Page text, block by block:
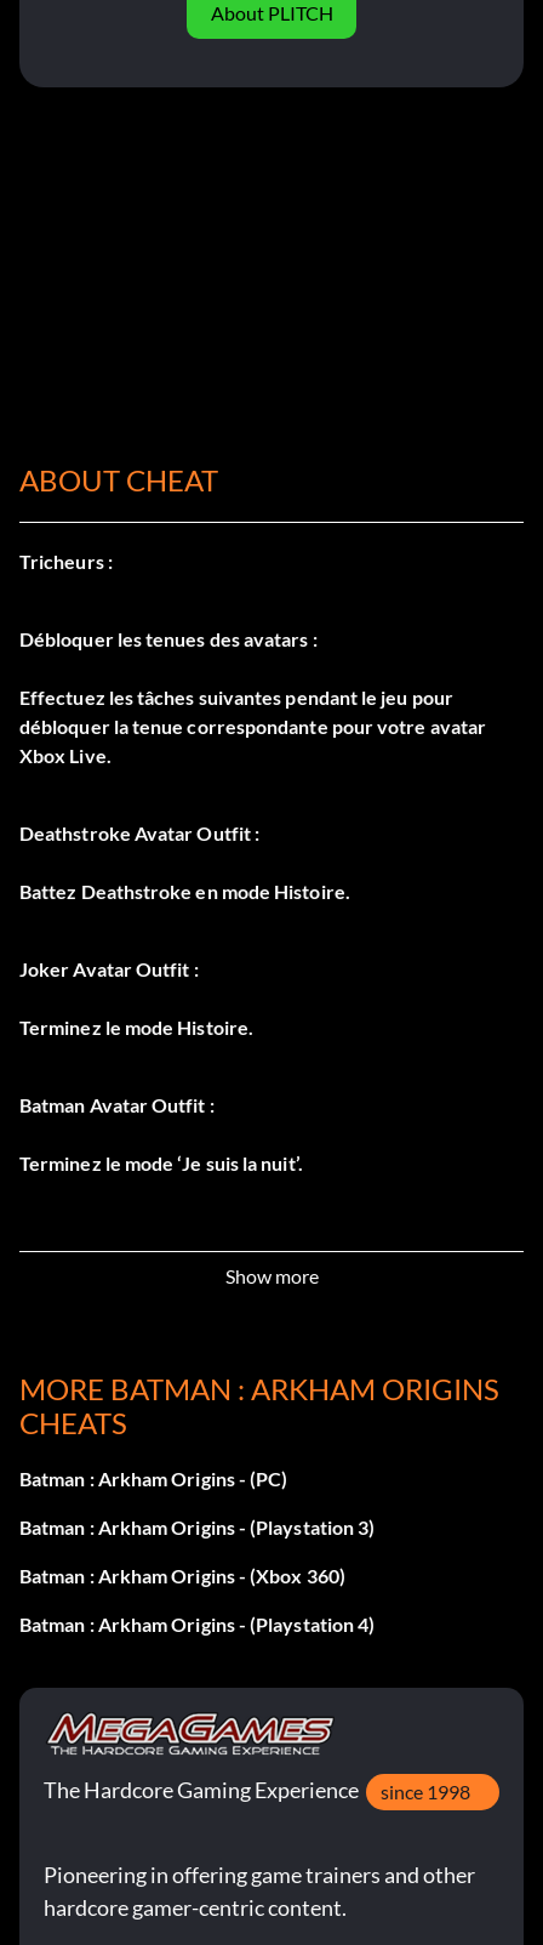
About PLITCH
ABOUT CHEAT
Tricheurs :
Débloquer les tenues des avatars :
Effectuez les tâches suivantes pendant le jeu pour
débloquer la tenue correspondante pour votre avatar
Xbox Live.
Deathstroke Avatar Outfit :
Battez Deathstroke en mode Histoire.
Joker Avatar Outfit :
Terminez le mode Histoire.
Batman Avatar Outfit :
Terminez le mode ‘Je suis la nuit’.
Show more
MORE BATMAN : ARKHAM ORIGINS
CHEATS
Batman : Arkham Origins - (PC)
Batman : Arkham Origins - (Playstation 3)
Batman : Arkham Origins - (Xbox 360)
Batman : Arkham Origins - (Playstation 4)
The Hardcore Gaming Experience since 1998
Pioneering in offering game trainers and other
hardcore gamer-centric content.